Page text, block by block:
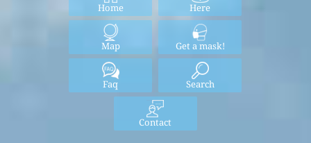
Home Here
Map Get a mask!
Faq Search
Contact